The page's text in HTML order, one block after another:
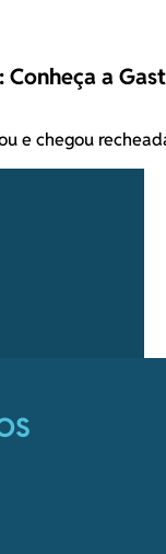
a
e chegou